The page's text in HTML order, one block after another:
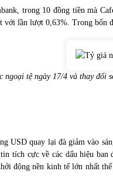
trong 10 đồng tiền mà
với lần lượt 0,63%. Trong bốn
ngoại tệ ngày 17/4 và thay đổi
USD quay lại đà giảm vào
tích cực về các dấu hiệu
động nền kinh tế lớn nhất